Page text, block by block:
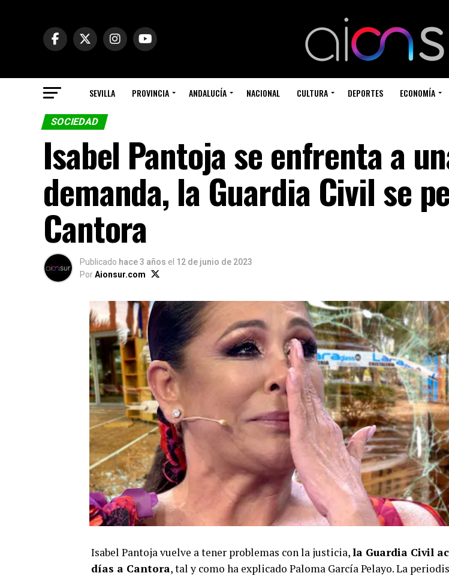
SEVILLA PROVINCIA ANDALUCÍA NACIONAL CULTURA DEPORTES ECONOMÍA
SOCIEDAD
Isabel Pantoja se enfrenta a
demanda, la Guardia Civil se
Cantora
Publicado hace 3 años el 12 de junio de 2023
PorAionsur.com
Isabel Pantoja vuelve a tener problemas con la justicia,la Guardia Civil
días a Cantora, tal y como ha explicado Paloma García Pelayo. La